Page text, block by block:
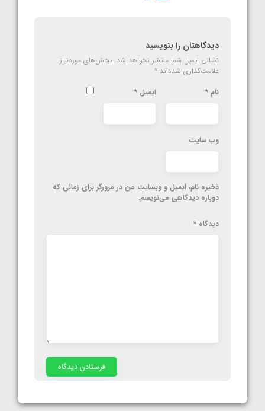
دیدگاهتان را بنویسید
نشانی ایمیل شما منتشر نخواهد شد. بخش‌های موردنیاز
علامت‌گذاری شده‌اند *
نام * ایمیل *
وب‌ سایت
ذخیره نام، ایمیل و وبسایت من در مرورگر برای زمانی که
دوباره دیدگاهی می‌نویسم.
دیدگاه *